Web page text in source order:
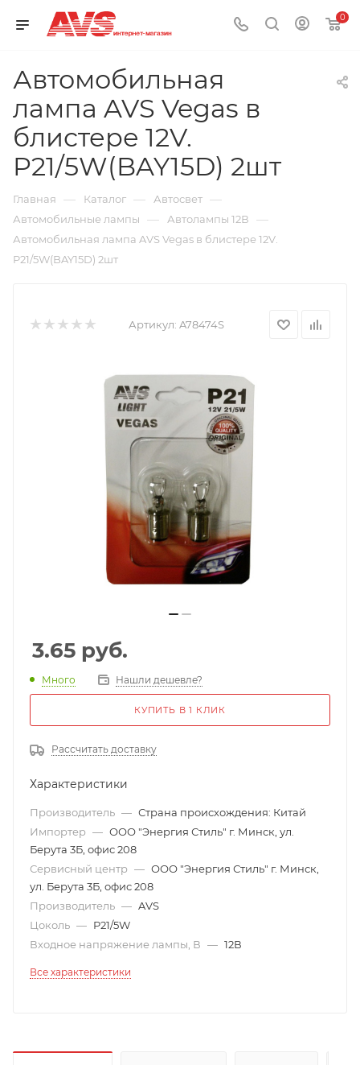
0
Автомобильная
лампа AVS Vegas в
блистере 12V.
P21/5W(BAY15D) 2шт
Главная — Каталог — Автосвет —
Автомобильные лампы — Автолампы 12В —
Автомобильная лампа AVS Vegas в блистере 12V.
P21/5W(BAY15D) 2шт
Артикул: A78474S
3.65 руб.
Много Нашли дешевле?
КУПИТЬ В 1 КЛИК
Рассчитать доставку
Характеристики
Производитель — Страна происхождения: Китай
Импортер — ООО "Энергия Стиль" г. Минск, ул.
Берута 3Б, офис 208
Сервисный центр — ООО "Энергия Стиль" г. Минск,
ул. Берута 3Б, офис 208
Производитель — AVS
Цоколь — P21/5W
Входное напряжение лампы, В — 12В
Все характеристики